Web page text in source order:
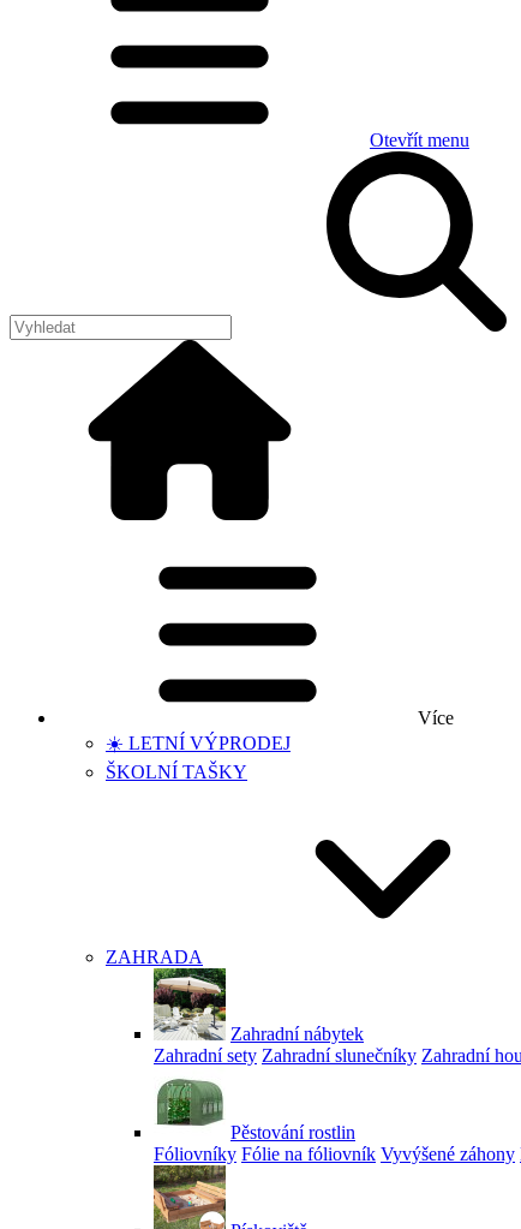
Otevřít menu
Více
☀️ LETNÍ VÝPRODEJ
ŠKOLNÍ TAŠKY
ZAHRADA
Zahradní nábytek
Zahradní sety Zahradní slunečníky Zahradní
Pěstování rostlin
Fóliovníky Fólie na fóliovník Vyvýšené záhony